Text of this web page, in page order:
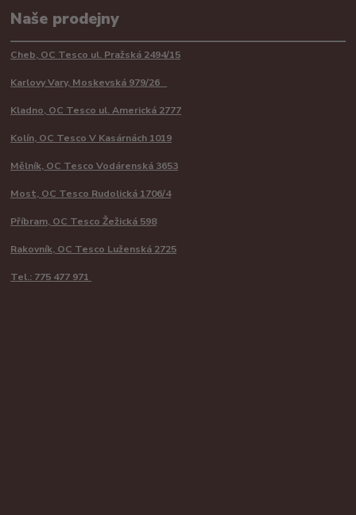
Naše prodejny
Cheb, OC Tesco ul. Pražská 2494/15
Karlovy Vary, Moskevská 979/26
Kladno, OC Tesco ul. Americká 2777
Kolín, OC Tesco V Kasárnách 1019
Mělník, OC Tesco Vodárenská 3653
Most, OC Tesco Rudolická 1706/4
Příbram, OC Tesco Žežická 598
Rakovník, OC Tesco Luženská 2725
Tel.: 775 477 971